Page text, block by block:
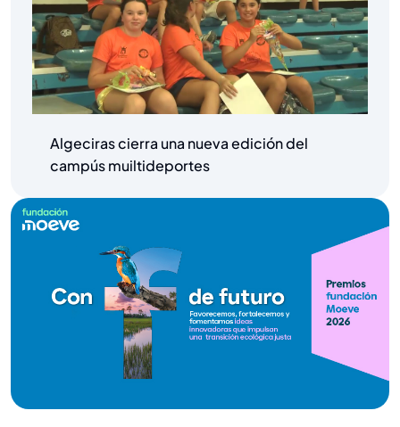
Algeciras cierra una nueva edición del
campús muiltideportes